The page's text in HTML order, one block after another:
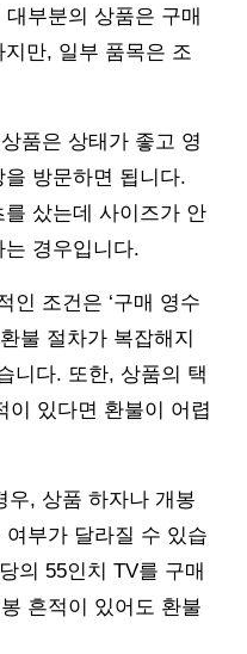
부분의 상품은 구매
만, 일부 품목은 조
품은 상태가 좋고 영
방문하면 됩니다.
샀는데 사이즈가 안
경우입니다.
인 조건은 ‘구매 영수
불 절차가 복잡해지
니다. 또한, 상품의 택
이 있다면 환불이 어렵
우, 상품 하자나 개봉
부가 달라질 수 있습
의 55인치 TV를 구매
흔적이 있어도 환불